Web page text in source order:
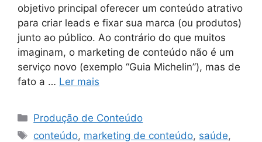
objetivo principal oferecer um conteúdo atrativo
para criar leads e fixar sua marca (ou produtos)
junto ao público. Ao contrário do que muitos
imaginam, o marketing de conteúdo não é um
serviço novo (exemplo “Guia Michelin”), mas de
fato a … Ler mais
Categorias
Produção de Conteúdo
Tags
conteúdo, marketing de conteúdo, saúde,